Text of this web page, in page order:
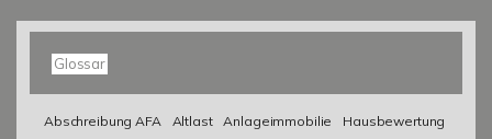
Glossar
Abschreibung AFA Altlast Anlageimmobilie
Hausbewertung